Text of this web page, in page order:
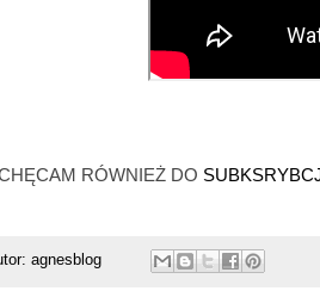
RÓWNIEŻ DO
agnesblog